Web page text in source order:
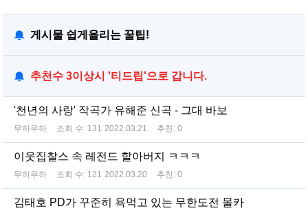
게시물 쉽게올리는 꿀팁!
추천수 3이상시 '티드립'으로 갑니다.
'천년의 사랑' 작곡가 유해준 신곡 - 그대 바보
무하무하 조회 수: 131 2022.03.21 추천: 0
이웃집찰스 속 레전드 할아버지 ㅋㅋㅋ
무하무하 조회 수: 121 2022.03.20 추천: 0
김태호 PD가 꾸준히 욕먹고 있는 무한도전 몰카